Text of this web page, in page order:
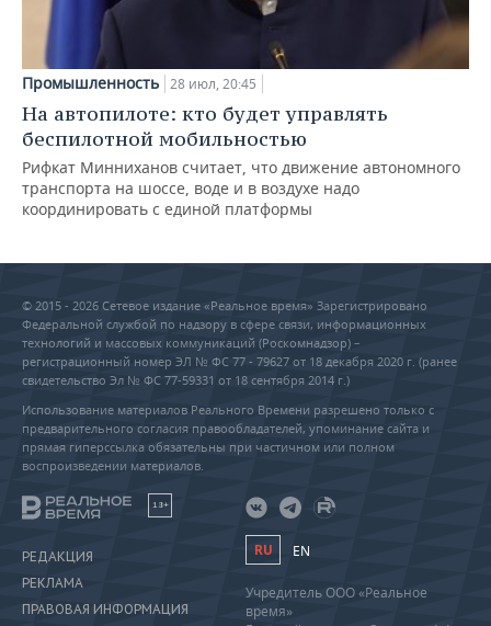
Промышленность 28 июл, 20:45
На автопилоте: кто будет управлять
беспилотной мобильностью
Рифкат Минниханов считает, что движение автономного
транспорта на шоссе, воде и в воздухе надо
координировать с единой платформы
© 2015 - 2026 Сетевое издание «Реальное время» Зарегистрировано
Федеральной службой по надзору в сфере связи, информационных
технологий и массовых коммуникаций (Роскомнадзор) –
регистрационный номер ЭЛ № ФС 77 - 79627 от 18 декабря 2020 г. (ранее
свидетельство Эл № ФС 77-59331 от 18 сентября 2014 г.)
Использование материалов Реального Времени разрешено только с
предварительного согласия правообладателей, упоминание сайта и
прямая гиперссылка обязательны при частичном или полном
воспроизведении материалов.
18+
РЕДАКЦИЯ
РЕКЛАМА
ПРАВОВАЯ ИНФОРМАЦИЯ
RU EN
Учредитель ООО «Реальное
время»